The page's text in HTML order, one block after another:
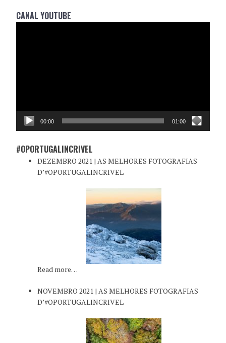
CANAL YOUTUBE
00:00 01:00
#OPORTUGALINCRIVEL
DEZEMBRO 2021 | AS MELHORES FOTOGRAFIAS
D’#OPORTUGALINCRIVEL
Read more…
NOVEMBRO 2021 | AS MELHORES FOTOGRAFIAS
D’#OPORTUGALINCRIVEL